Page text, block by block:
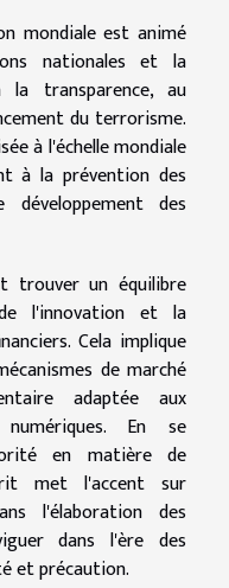
mondiale est animé
nationales et la
transparence, au
du terrorisme.
à l'échelle mondiale
à la prévention des
des
trouver un équilibre
l'innovation et la
Cela implique
de marché
adaptée aux
En se
en matière de
met l'accent sur
l'élaboration des
dans l'ère des
et précaution.